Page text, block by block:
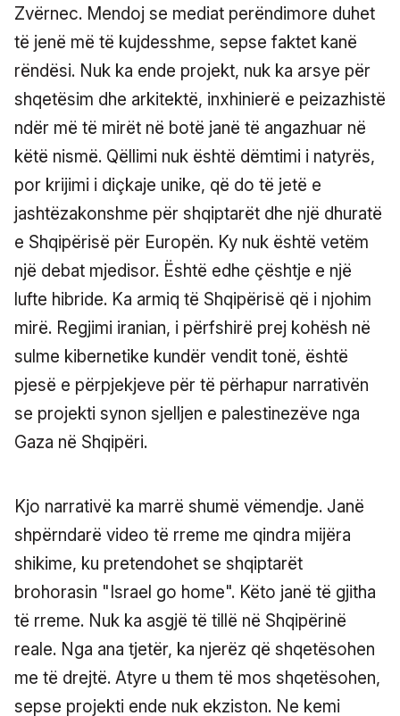
Zvërnec. Mendoj se mediat perëndimore duhet
të jenë më të kujdesshme, sepse faktet kanë
rëndësi. Nuk ka ende projekt, nuk ka arsye për
shqetësim dhe arkitektë, inxhinierë e peizazhistë
ndër më të mirët në botë janë të angazhuar në
këtë nismë. Qëllimi nuk është dëmtimi i natyrës,
por krijimi i diçkaje unike, që do të jetë e
jashtëzakonshme për shqiptarët dhe një dhuratë
e Shqipërisë për Europën. Ky nuk është vetëm
një debat mjedisor. Është edhe çështje e një
lufte hibride. Ka armiq të Shqipërisë që i njohim
mirë. Regjimi iranian, i përfshirë prej kohësh në
sulme kibernetike kundër vendit tonë, është
pjesë e përpjekjeve për të përhapur narrativën
se projekti synon sjelljen e palestinezëve nga
Gaza në Shqipëri.
Kjo narrativë ka marrë shumë vëmendje. Janë
shpërndarë video të rreme me qindra mijëra
shikime, ku pretendohet se shqiptarët
brohorasin "Israel go home". Këto janë të gjitha
të rreme. Nuk ka asgjë të tillë në Shqipërinë
reale. Nga ana tjetër, ka njerëz që shqetësohen
me të drejtë. Atyre u them të mos shqetësohen,
sepse projekti ende nuk ekziston. Ne kemi